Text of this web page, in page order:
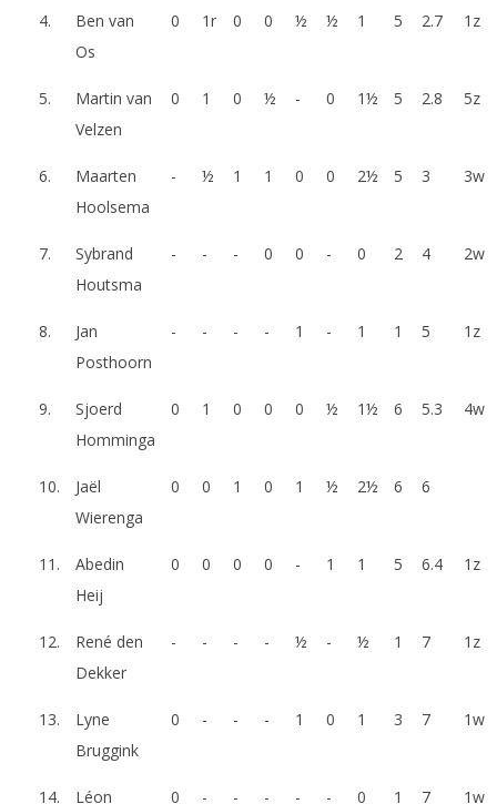
4.
Ben van
Os
0 1r 0 0 ½ ½ 1 5 2.7 1z
5.
Martin van
Velzen
0 1 0 ½ - 0 1½ 5 2.8 5z
6.
Maarten
Hoolsema
- ½ 1 1 0 0 2½ 5 3 3w
7.
Sybrand
Houtsma
- - - 0 0 - 0 2 4 2w
8.
Jan
Posthoorn
- - - - 1 - 1 1 5 1z
9.
Sjoerd
Homminga
0 1 0 0 0 ½ 1½ 6 5.3 4w
10.
Jaël
Wierenga
0 0 1 0 1 ½ 2½ 6 6
11.
Abedin
Heij
0 0 0 0 - 1 1 5 6.4 1z
12.
René den
Dekker
- - - - ½ - ½ 1 7 1z
13.
Lyne
Bruggink
0 - - - 1 0 1 3 7 1w
14. Léon 0 - - - - - 0 1 7 1w